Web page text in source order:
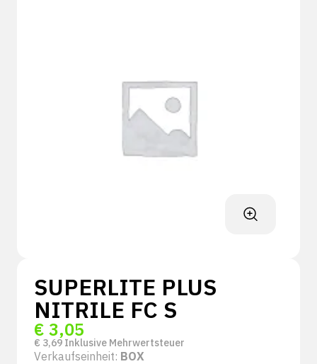
SUPERLITE PLUS
NITRILE FC S
€ 3,05
€ 3,69 Inklusive Mehrwertsteuer
Verkaufseinheit: BOX